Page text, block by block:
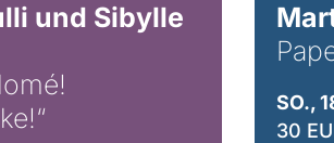
und Sibylle
SO.,
30